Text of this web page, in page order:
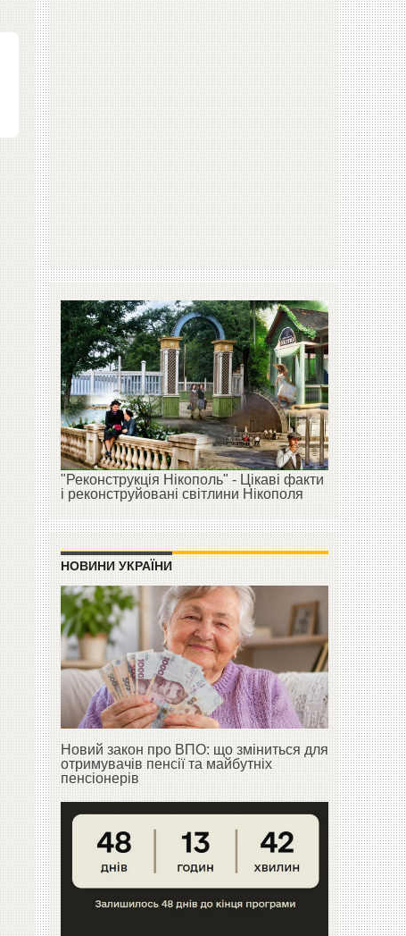
"Реконструкція Нікополь" - Цікаві факти
і реконструйовані світлини Нікополя
НОВИНИ УКРАЇНИ
Новий закон про ВПО: що зміниться для
отримувачів пенсії та майбутніх
пенсіонерів